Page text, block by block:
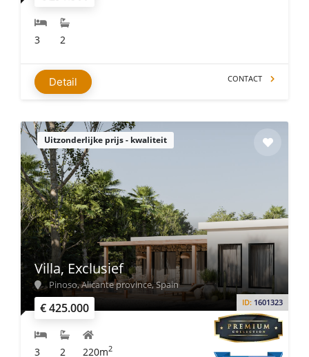
3 2
Detail CONTACT
Uitzonderlijke prijs - kwaliteit
€ 425.000 ID: 1601323
Villa, Exclusief
Pinoso, Alicante province, Spain
3 2 220m2